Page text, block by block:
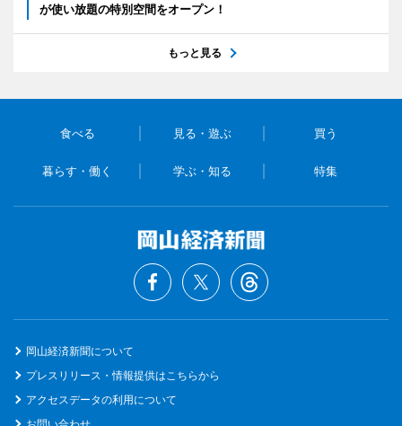
が使い放題の特別空間をオープン！
もっと見る
食べる 見る・遊ぶ 買う
暮らす・働く 学ぶ・知る 特集
岡山経済新聞について
プレスリリース・情報提供はこちらから
アクセスデータの利用について
お問い合わせ